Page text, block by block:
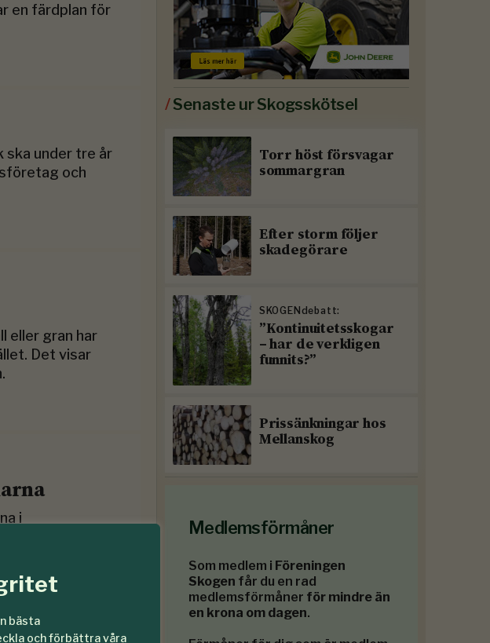
bästa
och förbättra våra
en färdplan för
under tre år
och
eller gran har
Det visar
i
visar en ny
/Senaste ur Skogsskötsel
Torr höst försvagar
sommargran
Efter storm följer
skadegörare
SKOGENdebatt:
”Kontinuitetsskogar
– har de verkligen
funnits?”
Prissänkningar hos
Mellanskog
Medlemsförmåner
Som medlem i Föreningen
Skogen får du en rad
medlemsförmåner för mindre än
en krona om dagen.